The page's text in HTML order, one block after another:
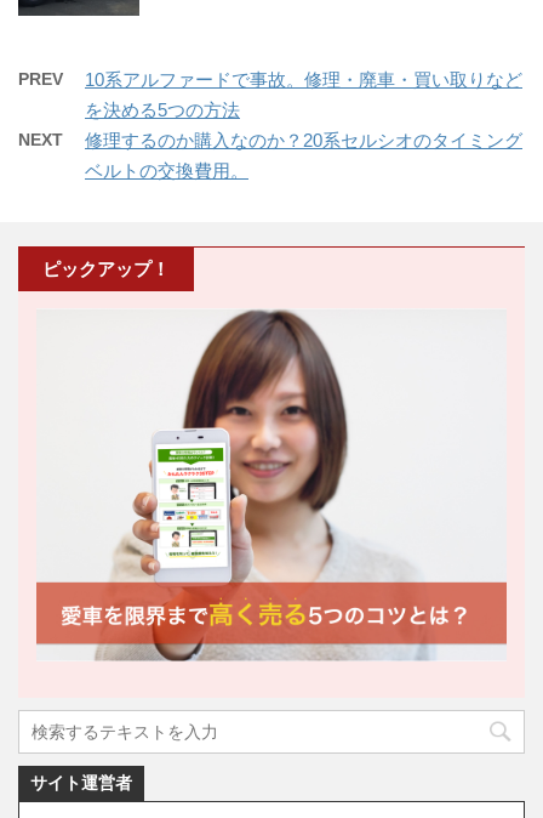
PREV
10系アルファードで事故。修理・廃車・買い取りなど
を決める5つの方法
NEXT
修理するのか購入なのか？20系セルシオのタイミング
ベルトの交換費用。
ピックアップ！
サイト運営者